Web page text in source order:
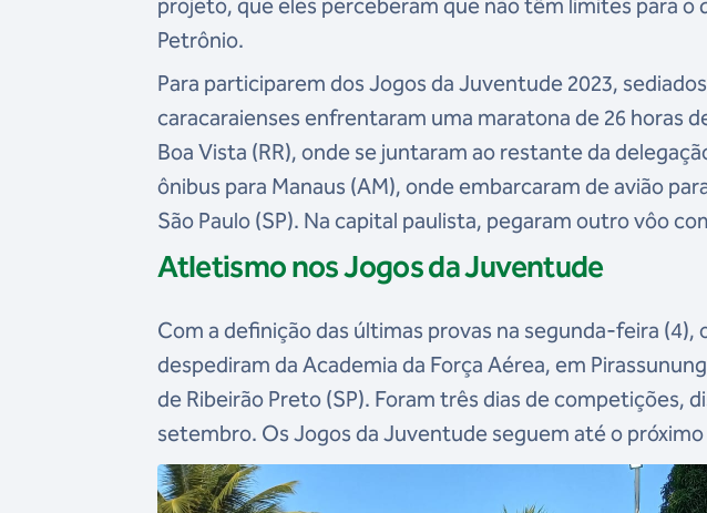
projeto, que eles perceberam que não têm limites para o
Petrônio.
Para participarem dos Jogos da Juventude 2023,
caracaraienses enfrentaram uma maratona de 26 horas
Boa Vista (RR), onde se juntaram ao restante da
ônibus para Manaus (AM), onde embarcaram de avião
São Paulo (SP). Na capital paulista, pegaram outro vôo
Atletismo nos Jogos da Juventude
Com a definição das últimas provas na segunda-feira (4),
despediram da Academia da Força Aérea, em
de Ribeirão Preto (SP). Foram três dias de competições,
setembro. Os Jogos da Juventude seguem até o próximo